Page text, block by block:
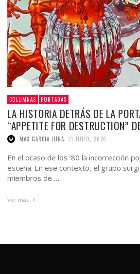
COLUMNAS PORTADAS
LA HISTORIA DETRÁS DE LA
“APPETITE FOR DESTRUCTION”
MAX GARCIA LUNA 21 JULIO, 2026
En el ocaso de los ’80 la incorrección
escena. En ese contexto, el grupo
miembros de …
Ver más